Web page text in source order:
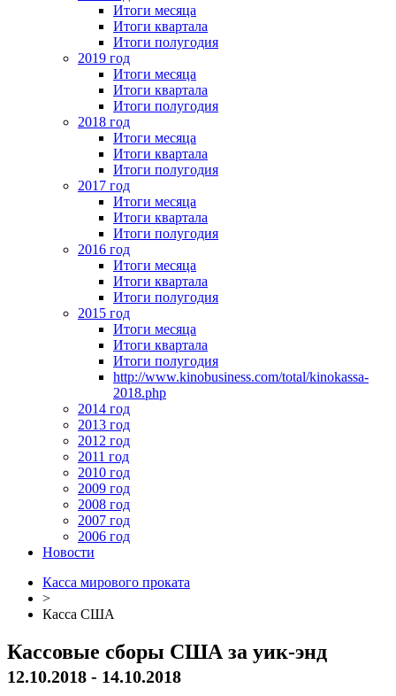
Итоги месяца
Итоги квартала
Итоги полугодия
2019 год
Итоги месяца
Итоги квартала
Итоги полугодия
2018 год
Итоги месяца
Итоги квартала
Итоги полугодия
2017 год
Итоги месяца
Итоги квартала
Итоги полугодия
2016 год
Итоги месяца
Итоги квартала
Итоги полугодия
2015 год
Итоги месяца
Итоги квартала
Итоги полугодия
http://www.kinobusiness.com/total/kinokassa-
2018.php
2014 год
2013 год
2012 год
2011 год
2010 год
2009 год
2008 год
2007 год
2006 год
Новости
Касса мирового проката
>
Касса США
Кассовые сборы США за уик-энд
12.10.2018 - 14.10.2018